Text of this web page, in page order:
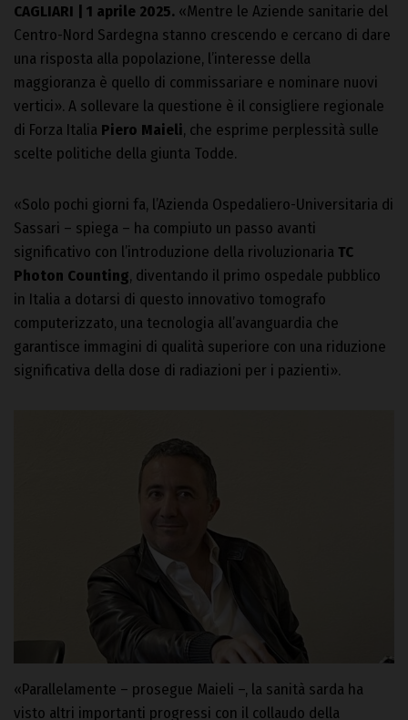
CAGLIARI | 1 aprile 2025. «Mentre le Aziende sanitarie del
Centro-Nord Sardegna stanno crescendo e cercano di dare
una risposta alla popolazione, l’interesse della
maggioranza è quello di commissariare e nominare nuovi
vertici». A sollevare la questione è il consigliere regionale
di Forza Italia Piero Maieli, che esprime perplessità sulle
scelte politiche della giunta Todde.
«Solo pochi giorni fa, l’Azienda Ospedaliero-Universitaria di
Sassari – spiega – ha compiuto un passo avanti
significativo con l’introduzione della rivoluzionaria TC
Photon Counting, diventando il primo ospedale pubblico
in Italia a dotarsi di questo innovativo tomografo
computerizzato, una tecnologia all’avanguardia che
garantisce immagini di qualità superiore con una riduzione
significativa della dose di radiazioni per i pazienti».
«Parallelamente – prosegue Maieli –, la sanità sarda ha
visto altri importanti progressi con il collaudo della